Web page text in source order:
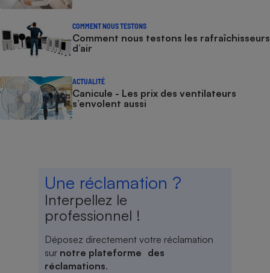
COMMENT NOUS TESTONS
Comment nous testons les rafraîchisseurs
d’air
ACTUALITÉ
Canicule - Les prix des ventilateurs
s’envolent aussi
Une réclamation ?
Interpellez le
professionnel !
Déposez directement votre réclamation
sur notre plateforme des
réclamations.